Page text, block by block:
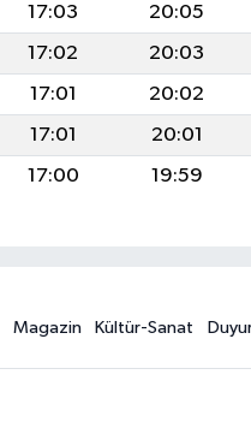
17:03 20:05
17:02 20:03
17:01 20:02
17:01 20:01
17:00 19:59
Magazin Kültür-Sanat